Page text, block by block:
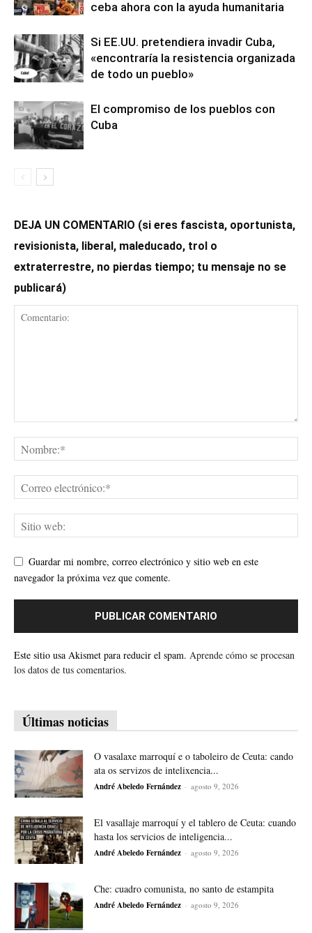
ceba ahora con la ayuda humanitaria
Si EE.UU. pretendiera invadir Cuba,
«encontraría la resistencia organizada
de todo un pueblo»
El compromiso de los pueblos con
Cuba
DEJA UN COMENTARIO (si eres fascista, oportunista,
revisionista, liberal, maleducado, trol o
extraterrestre, no pierdas tiempo; tu mensaje no se
publicará)
Guardar mi nombre, correo electrónico y sitio web en este
navegador la próxima vez que comente.
Este sitio usa Akismet para reducir el spam. Aprende cómo se procesan
los datos de tus comentarios.
Últimas noticias
O vasalaxe marroquí e o taboleiro de Ceuta: cando
ata os servizos de intelixencia...
André Abeledo Fernández - agosto 9, 2026
El vasallaje marroquí y el tablero de Ceuta: cuando
hasta los servicios de inteligencia...
André Abeledo Fernández - agosto 9, 2026
Che: cuadro comunista, no santo de estampita
André Abeledo Fernández - agosto 9, 2026